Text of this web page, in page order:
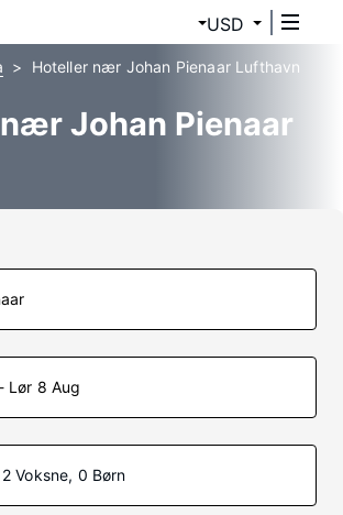
USD
Hoteller nær Johan Pienaar Lufthavn
Johan Pienaar
Lør 8 Aug
Voksne, 0 Børn